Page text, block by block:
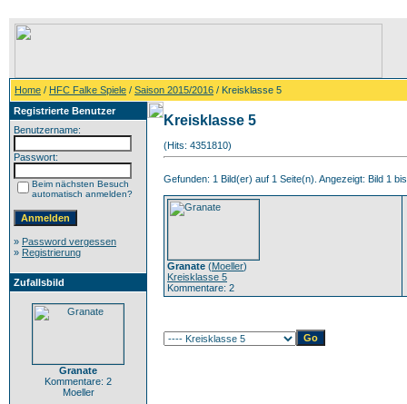
Home / HFC Falke Spiele / Saison 2015/2016 / Kreisklasse 5
Registrierte Benutzer
Benutzername:
Passwort:
Beim nächsten Besuch
automatisch anmelden?
» Password vergessen
» Registrierung
Zufallsbild
Granate
Kommentare: 2
Moeller
Kreisklasse 5
(Hits: 4351810)
Gefunden: 1 Bild(er) auf 1 Seite(n). Angezeigt: Bild 1
Granate (Moeller)
Kreisklasse 5
Kommentare: 2